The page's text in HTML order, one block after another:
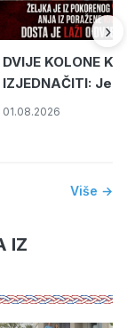
DVIJE KOLONE
IZJEDNAČITI:
grada smrti,
01.08.2026
›
Više →
IZ